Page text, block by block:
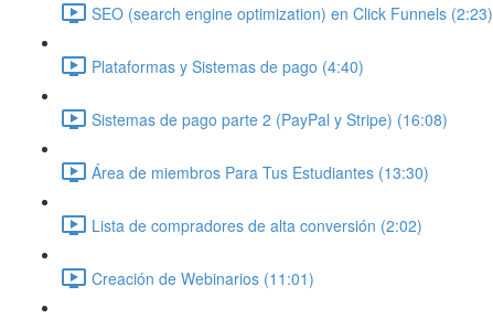
SEO (search engine optimization) en Click Funnels (2:23)
Plataformas y Sistemas de pago (4:40)
Sistemas de pago parte 2 (PayPal y Stripe) (16:08)
Área de miembros Para Tus Estudiantes (13:30)
Lista de compradores de alta conversión (2:02)
Creación de Webinarios (11:01)